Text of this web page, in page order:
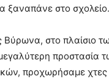
ξαναπάνε στο σχολείο.
Βύρωνα, στο πλαίσιo
προστασία
προχωρήσαμε